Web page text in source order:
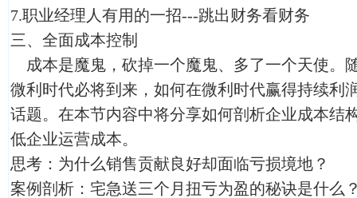
7.职业经理人有用的一招---跳出财务看财务
三、全面成本控制
成本是魔鬼，砍掉一个魔鬼、多了一个天使。
微利时代必将到来，如何在微利时代赢得持续利
话题。在本节内容中将分享如何剖析企业成本结
低企业运营成本。
思考：为什么销售贡献良好却面临亏损境地？
案例剖析：宅急送三个月扭亏为盈的秘诀是什么